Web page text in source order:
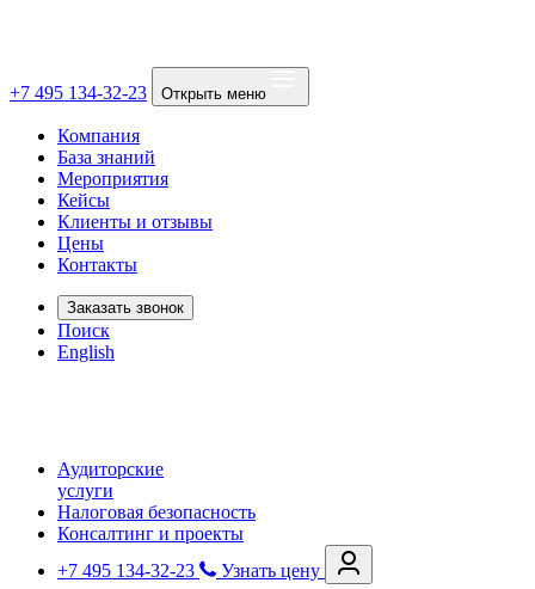
+7 495 134-32-23 Открыть меню
Компания
База знаний
Мероприятия
Кейсы
Клиенты и отзывы
Цены
Контакты
Заказать звонок
Поиск
English
Аудиторские
услуги
Налоговая безопасность
Консалтинг и проекты
+7 495 134-32-23
Узнать цену